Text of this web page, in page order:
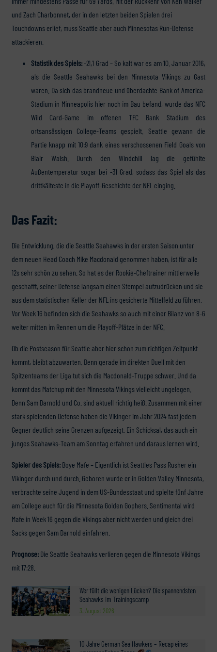
Wer füllt die wenigen Lücken? Die spannendsten
Seahawks im Trainingscamp
3. August 2026
10 Jahre German Sea Hawkers – Recap eines
und Zach Charbonnet, der in den letzten beiden Spielen drei
Touchdowns erlief, muss Seattle aber auch Minnesotas Run-Defense
attackieren.
Statistik des Spiels:-21,1 Grad – So kalt war es am 10. Januar 2016,
als die Seattle Seahawks bei den Minnesota Vikings zu Gast
waren. Da sich das brandneue und überdachte Bank of America-
Stadium in Minneapolis hier noch im Bau befand, wurde das NFC
Wild Card-Game im offenen TFC Bank Stadium des
ortsansässigen College-Teams gespielt. Seattle gewann die
Partie knapp mit 10:9 dank eines verschossenen Field Goals von
Blair Walsh. Durch den Windchill lag die gefühlte
Außentemperatur sogar bei -31 Grad, sodass das Spiel als das
drittkälteste in die Playoff-Geschichte der NFL einging.
Das Fazit:
Die Entwicklung, die die Seattle Seahawks in der ersten Saison unter
dem neuen Head Coach Mike Macdonald genommen haben, ist für alle
12s sehr schön zu sehen. So hat es der Rookie-Cheftrainer mittlerweile
geschafft, seiner Defense langsam einen Stempel aufzudrücken und sie
aus dem statistischen Keller der NFL ins gesicherte Mittelfeld zu führen.
Vor Week 16 befinden sich die Seahawks so auch mit einer Bilanz von 8-6
weiter mitten im Rennen um die Playoff-Plätze in der NFC.
Ob die Postseason für Seattle aber hier schon zum richtigen Zeitpunkt
kommt, bleibt abzuwarten. Denn gerade im direkten Duell mit den
Spitzenteams der Liga tut sich die Macdonald-Truppe schwer. Und da
kommt das Matchup mit den Minnesota Vikings vielleicht ungelegen.
Denn Sam Darnold und Co. sind aktuell richtig heiß. Zusammen mit einer
stark spielenden Defense haben die Vikinger im Jahr 2024 fast jedem
Gegner deutlich seine Grenzen aufgezeigt. Ein Schicksal, das auch ein
junges Seahawks-Team am Sonntag erfahren und daraus lernen wird.
Spieler des Spiels: Boye Mafe – Eigentlich ist Seattles Pass Rusher ein
Vikinger durch und durch. Geboren wurde er in Golden Valley Minnesota,
verbrachte seine Jugend in dem US-Bundesstaat und spielte fünf Jahre
am College auch für die Minnesota Golden Gophers. Sentimental wird
Mafe in Week 16 gegen die Vikings aber nicht werden und gleich drei
Sacks gegen Sam Darnold einfahren.
Prognose: Die Seattle Seahawks verlieren gegen die Minnesota Vikings
mit 17:28.